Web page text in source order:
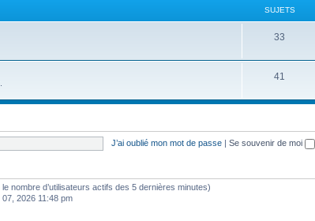
SUJETS
33
41
J’ai oublié mon mot de passe | Se souvenir de moi
nombre d’utilisateurs actifs des 5 dernières minutes)
07, 2026 11:48 pm